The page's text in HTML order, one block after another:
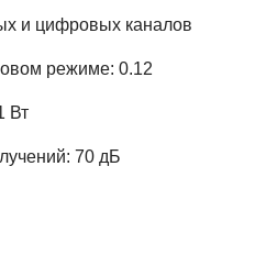
и цифровых каналов
режиме: 0.12
Вт
70 дБ